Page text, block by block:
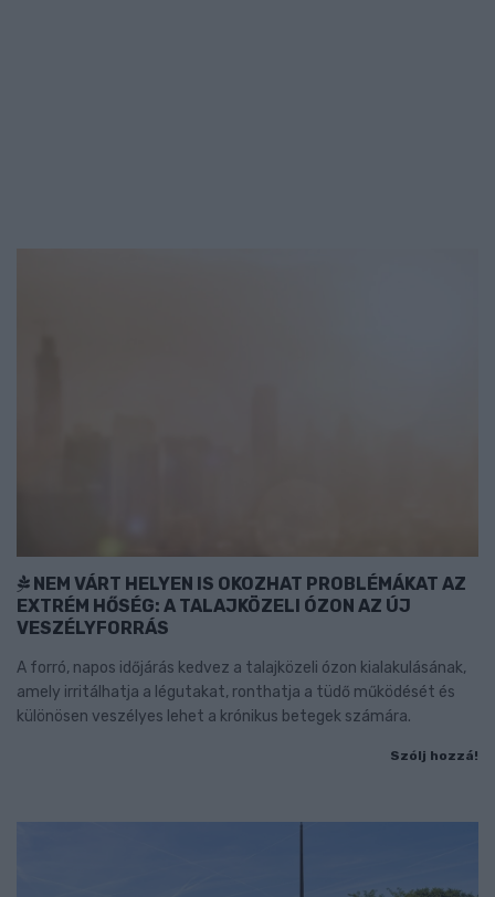
NEM VÁRT HELYEN IS OKOZHAT PROBLÉMÁKAT AZ
EXTRÉM HŐSÉG: A TALAJKÖZELI ÓZON AZ ÚJ
VESZÉLYFORRÁS
A forró, napos időjárás kedvez a talajközeli ózon kialakulásának,
amely irritálhatja a légutakat, ronthatja a tüdő működését és
különösen veszélyes lehet a krónikus betegek számára.
Szólj hozzá!